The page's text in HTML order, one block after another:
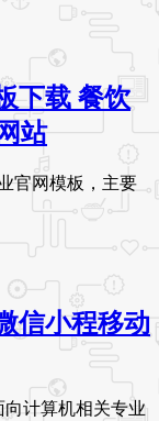
下载 餐饮
站
官网模板，主要
信小程移动
向计算机相关专业